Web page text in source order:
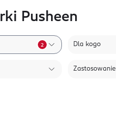
Pusheen
2 Dla kogo
Zastosowanie